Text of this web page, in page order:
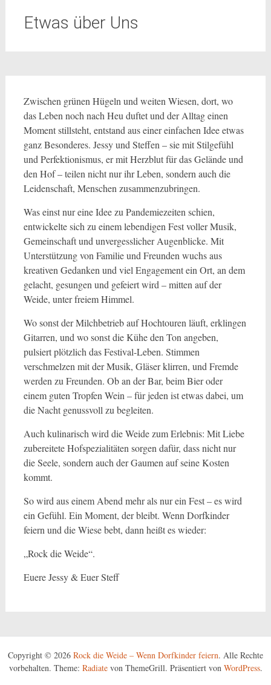
Etwas über Uns
Zwischen grünen Hügeln und weiten Wiesen, dort, wo
das Leben noch nach Heu duftet und der Alltag einen
Moment stillsteht, entstand aus einer einfachen Idee etwas
ganz Besonderes. Jessy und Steffen – sie mit Stilgefühl
und Perfektionismus, er mit Herzblut für das Gelände und
den Hof – teilen nicht nur ihr Leben, sondern auch die
Leidenschaft, Menschen zusammenzubringen.
Was einst nur eine Idee zu Pandemiezeiten schien,
entwickelte sich zu einem lebendigen Fest voller Musik,
Gemeinschaft und unvergesslicher Augenblicke. Mit
Unterstützung von Familie und Freunden wuchs aus
kreativen Gedanken und viel Engagement ein Ort, an dem
gelacht, gesungen und gefeiert wird – mitten auf der
Weide, unter freiem Himmel.
Wo sonst der Milchbetrieb auf Hochtouren läuft, erklingen
Gitarren, und wo sonst die Kühe den Ton angeben,
pulsiert plötzlich das Festival-Leben. Stimmen
verschmelzen mit der Musik, Gläser klirren, und Fremde
werden zu Freunden. Ob an der Bar, beim Bier oder
einem guten Tropfen Wein – für jeden ist etwas dabei, um
die Nacht genussvoll zu begleiten.
Auch kulinarisch wird die Weide zum Erlebnis: Mit Liebe
zubereitete Hofspezialitäten sorgen dafür, dass nicht nur
die Seele, sondern auch der Gaumen auf seine Kosten
kommt.
So wird aus einem Abend mehr als nur ein Fest – es wird
ein Gefühl. Ein Moment, der bleibt. Wenn Dorfkinder
feiern und die Wiese bebt, dann heißt es wieder:
„Rock die Weide“.
Euere Jessy & Euer Steff
Copyright © 2026 Rock die Weide – Wenn Dorfkinder feiern. Alle Rechte
vorbehalten. Theme: Radiatevon ThemeGrill. Präsentiert von WordPress.